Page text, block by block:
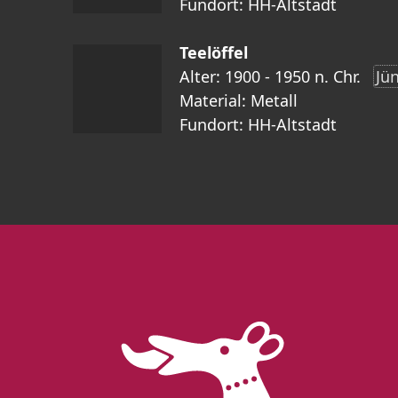
Teelöffel
Alter: 1900 - 1950 n. Chr.
Material: Metall
Fundort: HH-Altstadt